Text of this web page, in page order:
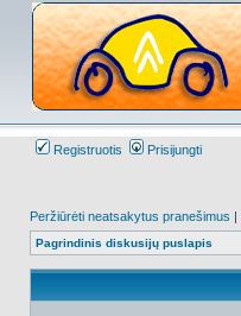
Registruotis Prisijungti
Peržiūrėti neatsakytus pranešimus |
Pagrindinis diskusijų puslapis